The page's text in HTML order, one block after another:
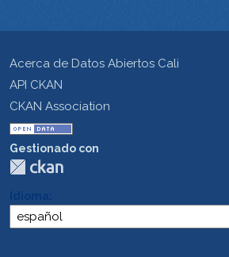
Acerca de Datos Abiertos Cali
API CKAN
CKAN Association
Gestionado con